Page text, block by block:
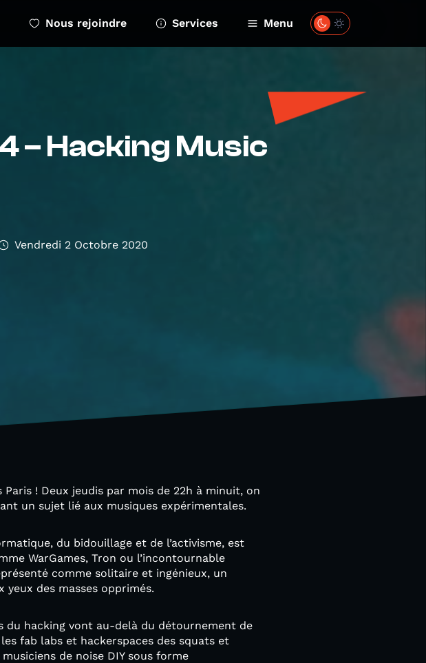
Nous rejoindre Services Menu
– Hacking Music
Vendredi 2 Octobre 2020
Paris ! Deux jeudis par mois de 22h à minuit, on
un sujet lié aux musiques expérimentales.
du bidouillage et de l’activisme, est
WarGames, Tron ou l’incontournable
comme solitaire et ingénieux, un
yeux des masses opprimés.
du hacking vont au-delà du détournement de
fab labs et hackerspaces des squats et
de noise DIY sous forme